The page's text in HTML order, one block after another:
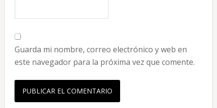
Guarda mi nombre, correo electrónico y web en
este navegador para la próxima vez que comente.